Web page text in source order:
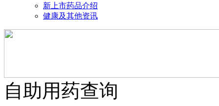
新上市药品介绍
健康及其他资讯
自助用药查询